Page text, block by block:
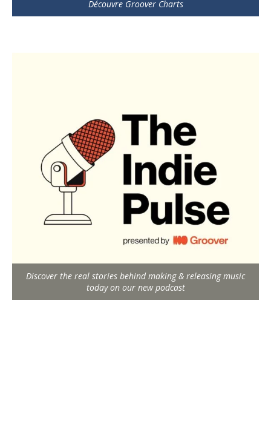
Découvre Groover Charts
Discover the real stories behind making & releasing music
today on our new podcast